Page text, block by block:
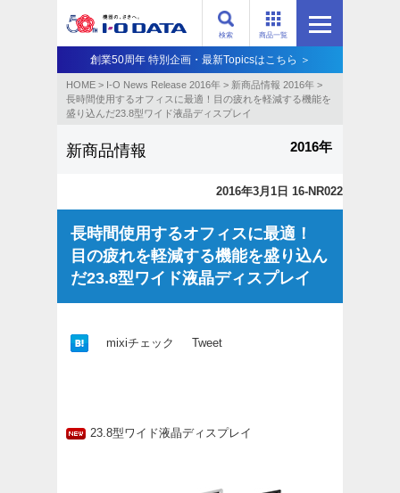
商品一覧
検索
創業50周年 特別企画・最新Topicsはこちら ＞
HOME > I-O News Release 2016年 > 新商品情報 2016年 >
長時間使用するオフィスに最適！目の疲れを軽減する機能を
盛り込んだ23.8型ワイド液晶ディスプレイ
新商品情報 2016年
2016年3月1日 16-NR022
長時間使用するオフィスに最適！
目の疲れを軽減する機能を盛り込ん
だ23.8型ワイド液晶ディスプレイ
mixiチェック Tweet
23.8型ワイド液晶ディスプレイ